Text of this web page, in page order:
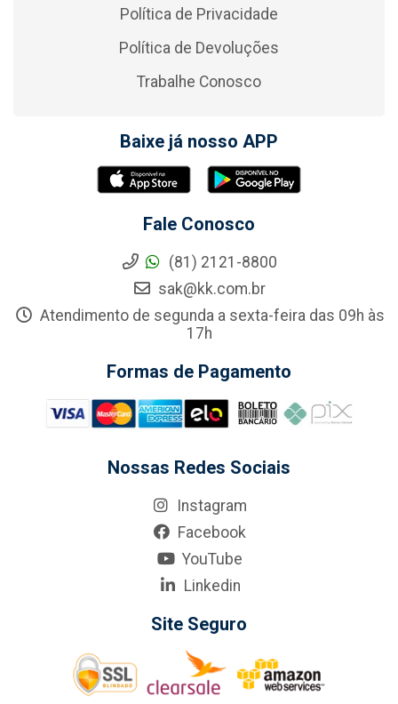
Política de Privacidade
Política de Devoluções
Trabalhe Conosco
Baixe já nosso APP
Fale Conosco
(81) 2121-8800
sak@kk.com.br
Atendimento de segunda a sexta-feira das 09h às
17h
Formas de Pagamento
Nossas Redes Sociais
Instagram
Facebook
YouTube
Linkedin
Site Seguro